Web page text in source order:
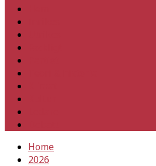
Home
2026